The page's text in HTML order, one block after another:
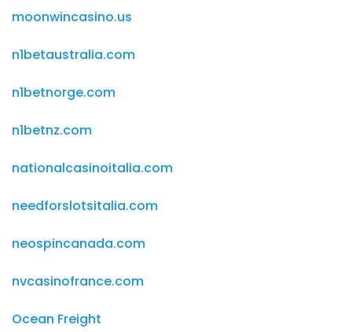
moonwincasino.us
n1betaustralia.com
n1betnorge.com
n1betnz.com
nationalcasinoitalia.com
needforslotsitalia.com
neospincanada.com
nvcasinofrance.com
Ocean Freight